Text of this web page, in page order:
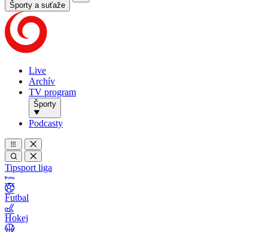
Športy a suťaže
Live
Archív
TV program
Športy
Podcasty
Tipsport liga
Futbal
Hokej